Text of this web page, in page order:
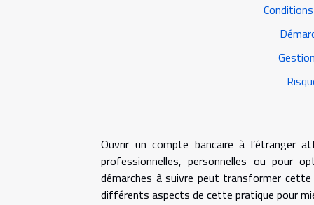
Ouvrir un compte bancaire à l’étranger
professionnelles, personnelles ou pour
démarches à suivre peut transformer cette
différents aspects de cette pratique pour